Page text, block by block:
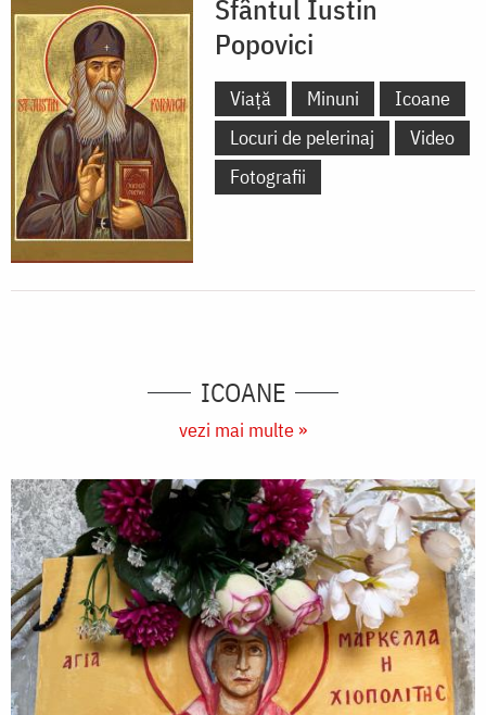
Sfântul Iustin
Popovici
Viață Minuni
Icoane
Locuri de pelerinaj
Video
Fotografii
ICOANE
vezi mai multe »